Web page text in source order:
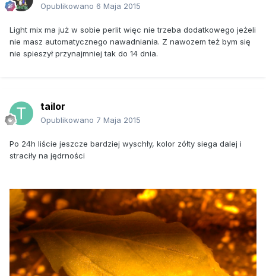
Opublikowano 6 Maja 2015
Light mix ma już w sobie perlit więc nie trzeba dodatkowego jeżeli
nie masz automatycznego nawadniania. Z nawozem też bym się
nie spieszył przynajmniej tak do 14 dnia.
tailor
Opublikowano 7 Maja 2015
Po 24h liście jeszcze bardziej wyschły, kolor zółty siega dalej i
straciły na jędrności